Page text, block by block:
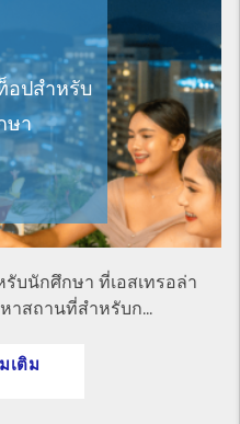
อปสำหรับ
ษา
บนักศึกษา ที่เอสเทรอล่า
าสถานที่สำหรับก...
เติม